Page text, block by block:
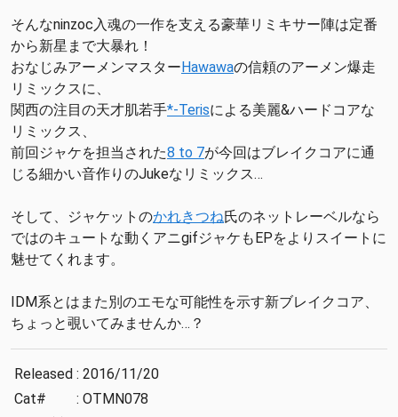
そんなninzoc入魂の一作を支える豪華リミキサー陣は定番
から新星まで大暴れ！
おなじみアーメンマスター Hawawaの信頼のアーメン爆走
リミックスに、
関西の注目の天才肌若手*-Terisによる美麗&ハードコアな
リミックス、
前回ジャケを担当された8 to 7が今回はブレイクコアに通
じる細かい音作りのJukeなリミックス…
そして、ジャケットのかれきつね氏のネットレーベルなら
ではのキュートな動くアニgifジャケもEPをよりスイートに
魅せてくれます。
IDM系とはまた別のエモな可能性を示す新ブレイクコア、
ちょっと覗いてみませんか…？
Released : 2016/11/20
Cat#
: OTMN078